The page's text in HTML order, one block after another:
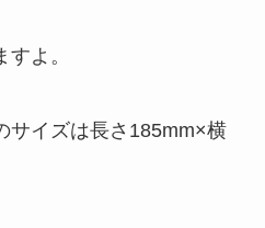
よ。
サイズは長さ185mm×横